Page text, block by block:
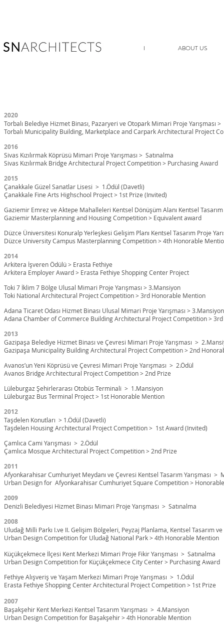
I ABOUT US
2020
Torbalı Belediye Hizmet Binası, Pazaryeri ve Otopark Mimari Proje Yarışması
Torbalı Municipality Building, Marketplace and Carpark Architectural Project
2016
Sivas Kızılırmak Köprüsü Mimari Proje Yarışması > Satınalma
Sivas Kızılırmak Bridge Architectural Project Competition > Purchasing Award
2015
Çanakkale Güzel Sanatlar Lisesi > 1.Ödül (Davetli)
Çanakkale Fine Arts Highschool Project > 1st Prize (Invited)
Gaziemir Emrez ve Aktepe Mahalleleri Kentsel Dönüşüm Alanı Kentsel
Gaziemir Masterplanning and Housing Competition > Equivalent award
Düzce Üniversitesi Konuralp Yerleşkesi Gelişim Planı Kentsel Tasarım Proje
Düzce University Campus Masterplanning Competition > 4th Honorable
2014
Arkitera İşveren Ödülü > Erasta Fethiye
Arkitera Employer Award > Erasta Fethiye Shopping Center Project
Toki 7 İklim 7 Bölge Ulusal Mimari Proje Yarışması > 3.Mansiyon
Toki National Architectural Project Competition > 3rd Honorable Mention
Adana Ticaret Odası Hizmet Binası Ulusal Mimari Proje Yarışması > 3.Mansiyon
Adana Chamber of Commerce Building Architectural Project Competition >
2013
Gazipaşa Belediye Hizmet Binası ve Çevresi Mimari Proje Yarışması >
Gazipaşa Municipality Building Architectural Project Competition > 2nd
Avanos’un Yeni Köprüsü ve Çevresi Mimari Proje Yarışması > 2.Ödül
Avanos Bridge Architectural Project Competition > 2nd Prize
Lüleburgaz Şehirlerarası Otobüs Terminali > 1.Mansiyon
Lüleburgaz Bus Terminal Project > 1st Honorable Mention
2012
Taşdelen Konutları > 1.Ödül (Davetli)
Taşdelen Housing Architectural Project Competition > 1st Award (Invited)
Çamlıca Cami Yarışması > 2.Ödül
Çamlıca Mosque Architectural Project Competition > 2nd Prize
2011
Afyonkarahisar Cumhuriyet Meydanı ve Çevresi Kentsel Tasarım Yarışması >
Urban Design for Afyonkarahisar Cumhuriyet Square Competition >
2009
Denizli Belediyesi Hizmet Binası Mimari Proje Yarışması > Satınalma
2008
Uludağ Milli Parkı I.ve II. Gelişim Bölgeleri, Peyzaj Planlama, Kentsel Tasarım
Urban Design Competition for Uludağ National Park > 4th Honorable
Küçükçekmece İlçesi Kent Merkezi Mimari Proje Fikir Yarışması > Satınalma
Urban Design Competition for Küçükçekmece City Center > Purchasing Award
Fethiye Alışveriş ve Yaşam Merkezi Mimari Proje Yarışması > 1.Ödül
Erasta Fethiye Shopping Center Architectural Project Competition > 1st Prize
2007
Başakşehir Kent Merkezi Kentsel Tasarım Yarışması > 4.Mansiyon
Urban Design Competition for Başakşehir > 4th Honorable Mention